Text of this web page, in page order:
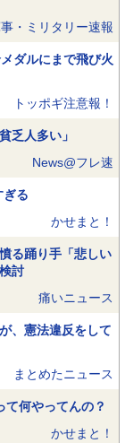
・ミリタリー速報
ダルにまで飛び火
トッポギ注意報！
乏人多い」
News@フレ速
る
かせまと！
る踊り手「悲しい
討
痛いニュース
、憲法違反をして
まとめたニュース
何やってんの？
かせまと！